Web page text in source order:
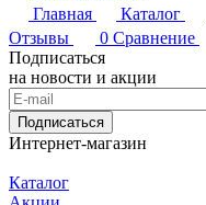
Главная
Каталог
Отзывы
0 Сравнение
Подписаться
на новости и акции
Подписаться
Интернет-магазин
Каталог